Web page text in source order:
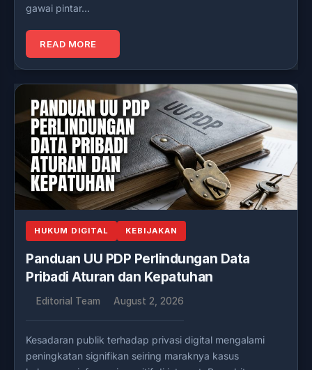
gawai pintar…
READ MORE
HUKUM DIGITAL KEBIJAKAN
Panduan UU PDP Perlindungan Data
Pribadi Aturan dan Kepatuhan
Editorial Team August 2, 2026
Kesadaran publik terhadap privasi digital mengalami
peningkatan signifikan seiring maraknya kasus